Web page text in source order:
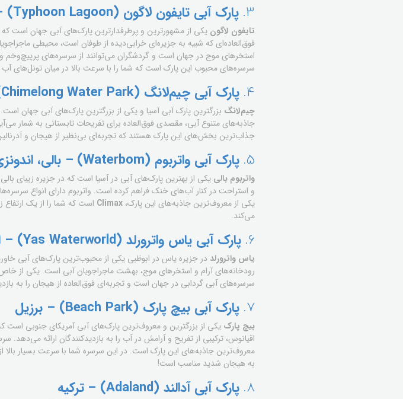
3. پارک آبی تایفون لاگون (Typhoon Lagoon) – اورلاندو، آمریکا
تایفون لاگون یکی از مشهورترین و پرطرفدارترین پارک‌های آبی جهان است
فوق‌العاده‌ای که شبیه به جزیره‌ای خرابی‌دیده از طوفان است، محیطی
استخرهای موج در جهان است و گردشگران می‌توانند از سرسره‌های پرپیچ‌وخم
سرسره‌های محبوب این پارک است که شما را با سرعت بالا در میان تونل‌های
4. پارک آبی چیم‌لانگ (Chimelong Water Park) – گوانگ‌ژو، چین
چیم‌لانگ بزرگترین پارک آبی آسیا و یکی از بزرگترین پارک‌های آبی جهان
جاذبه‌های متنوع آبی، مقصدی فوق‌العاده برای تفریحات تابستانی به شمار
جذاب‌ترین بخش‌های این پارک هستند که تجربه‌ای بی‌نظیر از هیجان و آدرنالین
5. پارک آبی واتربوم (Waterbom) – بالی، اندونزی
واتربوم بالی یکی از بهترین پارک‌های آبی در آسیا است که در جزیره زیبای
و استراحت در کنار آب‌های خنک فراهم کرده است. واتربوم دارای انواع
یکی از معروف‌ترین جاذبه‌های این پارک، Climax است که شما را از یک
می‌کند.
6. پارک آبی یاس واترورلد (Yas Waterworld) – ابوظبی، امارات متحده عربی
یاس واترورلد
رودخانه‌های آرام و استخرهای موج، بهشت ماجراجویان آبی است. یکی از
سرسره‌های آبی گردابی در جهان است و تجربه‌ای فوق‌العاده از هیجان را به
7. پارک آبی بیچ پارک (Beach Park) – برزیل
بیچ پارک یکی از بزرگترین و معروف‌ترین پارک‌های آبی آمریکای جنوبی است که
اقیانوس، ترکیبی از تفریح و آرامش در آب را به بازدیدکنندگان ارائه می‌دهد.
به هیجان شدید مناسب است!
8. پارک آبی آدالند (Adaland) – ترکیه